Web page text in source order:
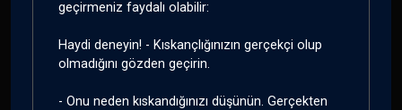
geçirmeniz faydalı olabilir:
Haydi deneyin! - Kıskançlığınızın gerçekçi olup
olmadığını gözden geçirin.
- Onu neden kıskandığınızı düşünün. Gerçekten